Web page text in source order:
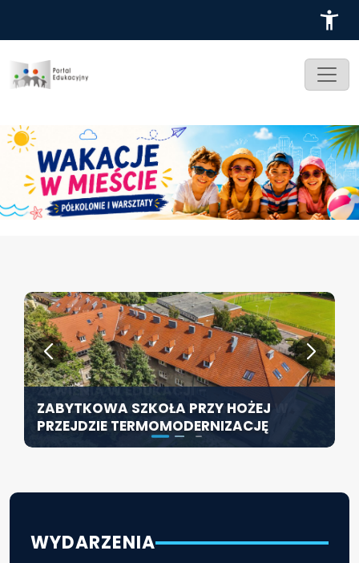
ZABYTKOWA SZKOŁA PRZY HOŻEJ
PRZEJDZIE TERMOMODERNIZACJĘ
KONFERENCJA PT. „NOWA JAKOŚĆ
ŻYWIENIA W EDUKACJI –
ODPOWIEDZIALNOŚĆ DYREKTORA W
ŚWIETLE ROZPORZĄDZENIA 2026”
SZCZECIN ROZWIJA EDUKACJĘ
WŁĄCZAJĄCĄ - NOWE
SPECJALISTYCZNE CENTRUM
ROZPOCZYNA DZIAŁALNOŚĆ
WYDARZENIA